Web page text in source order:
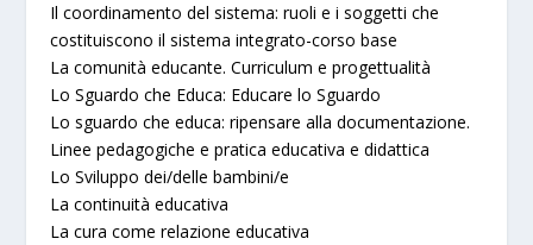
Il coordinamento del sistema: ruoli e i soggetti che
costituiscono il sistema integrato-corso base
La comunità educante. Curriculum e progettualità
Lo Sguardo che Educa: Educare lo Sguardo
Lo sguardo che educa: ripensare alla documentazione.
Linee pedagogiche e pratica educativa e didattica
Lo Sviluppo dei/delle bambini/e
La continuità educativa
La cura come relazione educativa